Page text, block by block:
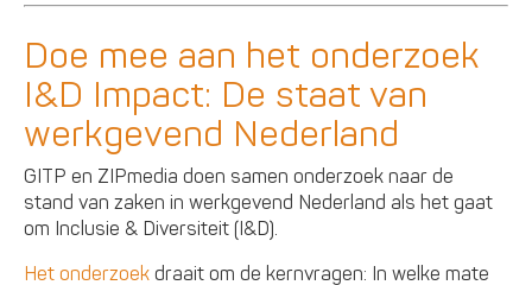
Doe mee aan het onderzoek
I&D Impact: De staat van
werkgevend Nederland
GITP en ZIPmedia doen samen onderzoek naar de
stand van zaken in werkgevend Nederland als het gaat
om Inclusie & Diversiteit (I&D).
Het onderzoek draait om de kernvragen: In welke mate